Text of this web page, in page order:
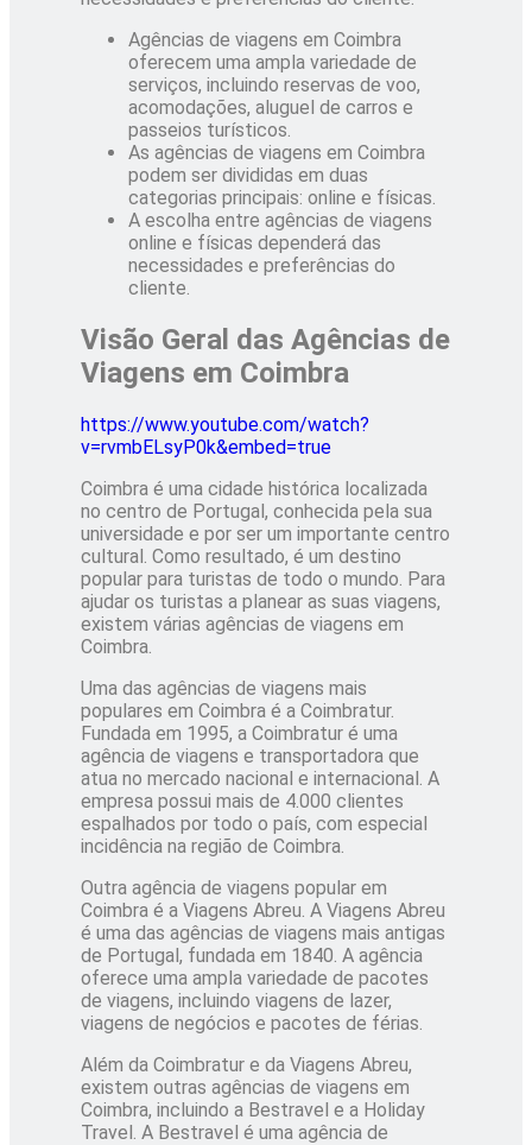
Agências de viagens em Coimbra
oferecem uma ampla variedade de
serviços, incluindo reservas de voo,
acomodações, aluguel de carros e
passeios turísticos.
As agências de viagens em Coimbra
podem ser divididas em duas
categorias principais: online e físicas.
A escolha entre agências de viagens
online e físicas dependerá das
necessidades e preferências do
cliente.
Visão Geral das Agências de
Viagens em Coimbra
https://www.youtube.com/watch?
v=rvmbELsyP0k&embed=true
Coimbra é uma cidade histórica localizada
no centro de Portugal, conhecida pela sua
universidade e por ser um importante centro
cultural. Como resultado, é um destino
popular para turistas de todo o mundo. Para
ajudar os turistas a planear as suas viagens,
existem várias agências de viagens em
Coimbra.
Uma das agências de viagens mais
populares em Coimbra é a Coimbratur.
Fundada em 1995, a Coimbratur é uma
agência de viagens e transportadora que
atua no mercado nacional e internacional. A
empresa possui mais de 4.000 clientes
espalhados por todo o país, com especial
incidência na região de Coimbra.
Outra agência de viagens popular em
Coimbra é a Viagens Abreu. A Viagens Abreu
é uma das agências de viagens mais antigas
de Portugal, fundada em 1840. A agência
oferece uma ampla variedade de pacotes
de viagens, incluindo viagens de lazer,
viagens de negócios e pacotes de férias.
Além da Coimbratur e da Viagens Abreu,
existem outras agências de viagens em
Coimbra, incluindo a Bestravel e a Holiday
Travel. A Bestravel é uma agência de